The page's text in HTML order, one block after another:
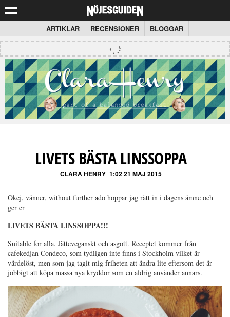
ARTIKLAR RECENSIONER BLOGGAR
LIVETS BÄSTA LINSSOPPA
CLARA HENRY 1:02 21 MAJ 2015
Okej, vänner, without further ado hoppar jag rätt in i dagens ämne och
ger er
LIVETS BÄSTA LINSSOPPA!!!
Suitable for alla. Jätteveganskt och asgott. Receptet kommer från
cafekedjan Condeco, som tydligen inte finns i Stockholm vilket är
värdelöst, men som jag tagit mig friheten att ändra lite eftersom det är
jobbigt att köpa massa nya kryddor som en aldrig använder annars.